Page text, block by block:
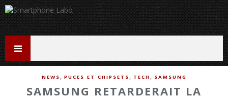
NEWS , PUCES ET CHIPSETS , TECH , SAMSUNG
SAMSUNG RETARDERAIT LA